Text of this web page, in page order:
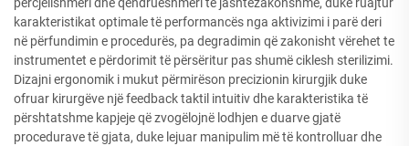
përcjellshmëri dhe qëndrueshmëri të jashtëzakonshme, duke ruajtur
karakteristikat optimale të performancës nga aktivizimi i parë deri
në përfundimin e procedurës, pa degradimin që zakonisht vërehet te
instrumentet e përdorimit të përsëritur pas shumë ciklesh sterilizimi.
Dizajni ergonomik i mukut përmirëson precizionin kirurgjik duke
ofruar kirurgëve një feedback taktil intuitiv dhe karakteristika të
përshtatshme kapjeje që zvogëlojnë lodhjen e duarve gjatë
procedurave të gjata, duke lejuar manipulim më të kontrolluar dhe